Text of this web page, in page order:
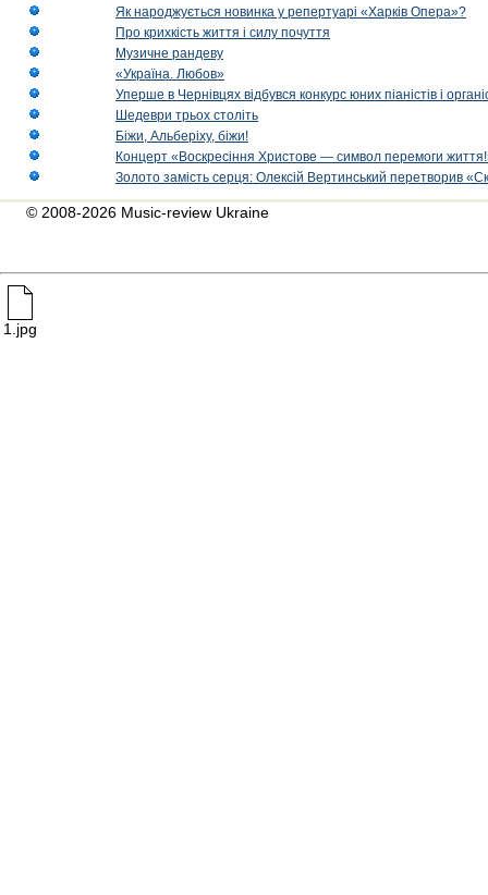
Як народжується новинка у репертуарі «Харків Опера»?
Про крихкість життя і силу почуття
Музичне рандеву
«Україна. Любов»
Уперше в Чернівцях відбувся конкурс юних піаністів і
Шедеври трьох століть
Біжи, Альберіху, біжи!
Концерт «Воскресіння Христове — символ перемоги
Золото замість серця: Олексій Вертинський перетворив
© 2008-2026 Music-review Ukraine
1.jpg